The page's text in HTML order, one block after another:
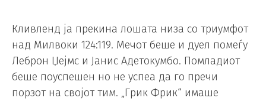
Кливленд ја прекина лошата низа со триумфот
над Милвоки 124:119. Мечот беше и дуел помеѓу
Леброн Џејмс и Јанис Адетокумбо. Помладиот
беше поуспешен но не успеа да го пречи
порзот на својот тим. „Грик Фрик“ имаше